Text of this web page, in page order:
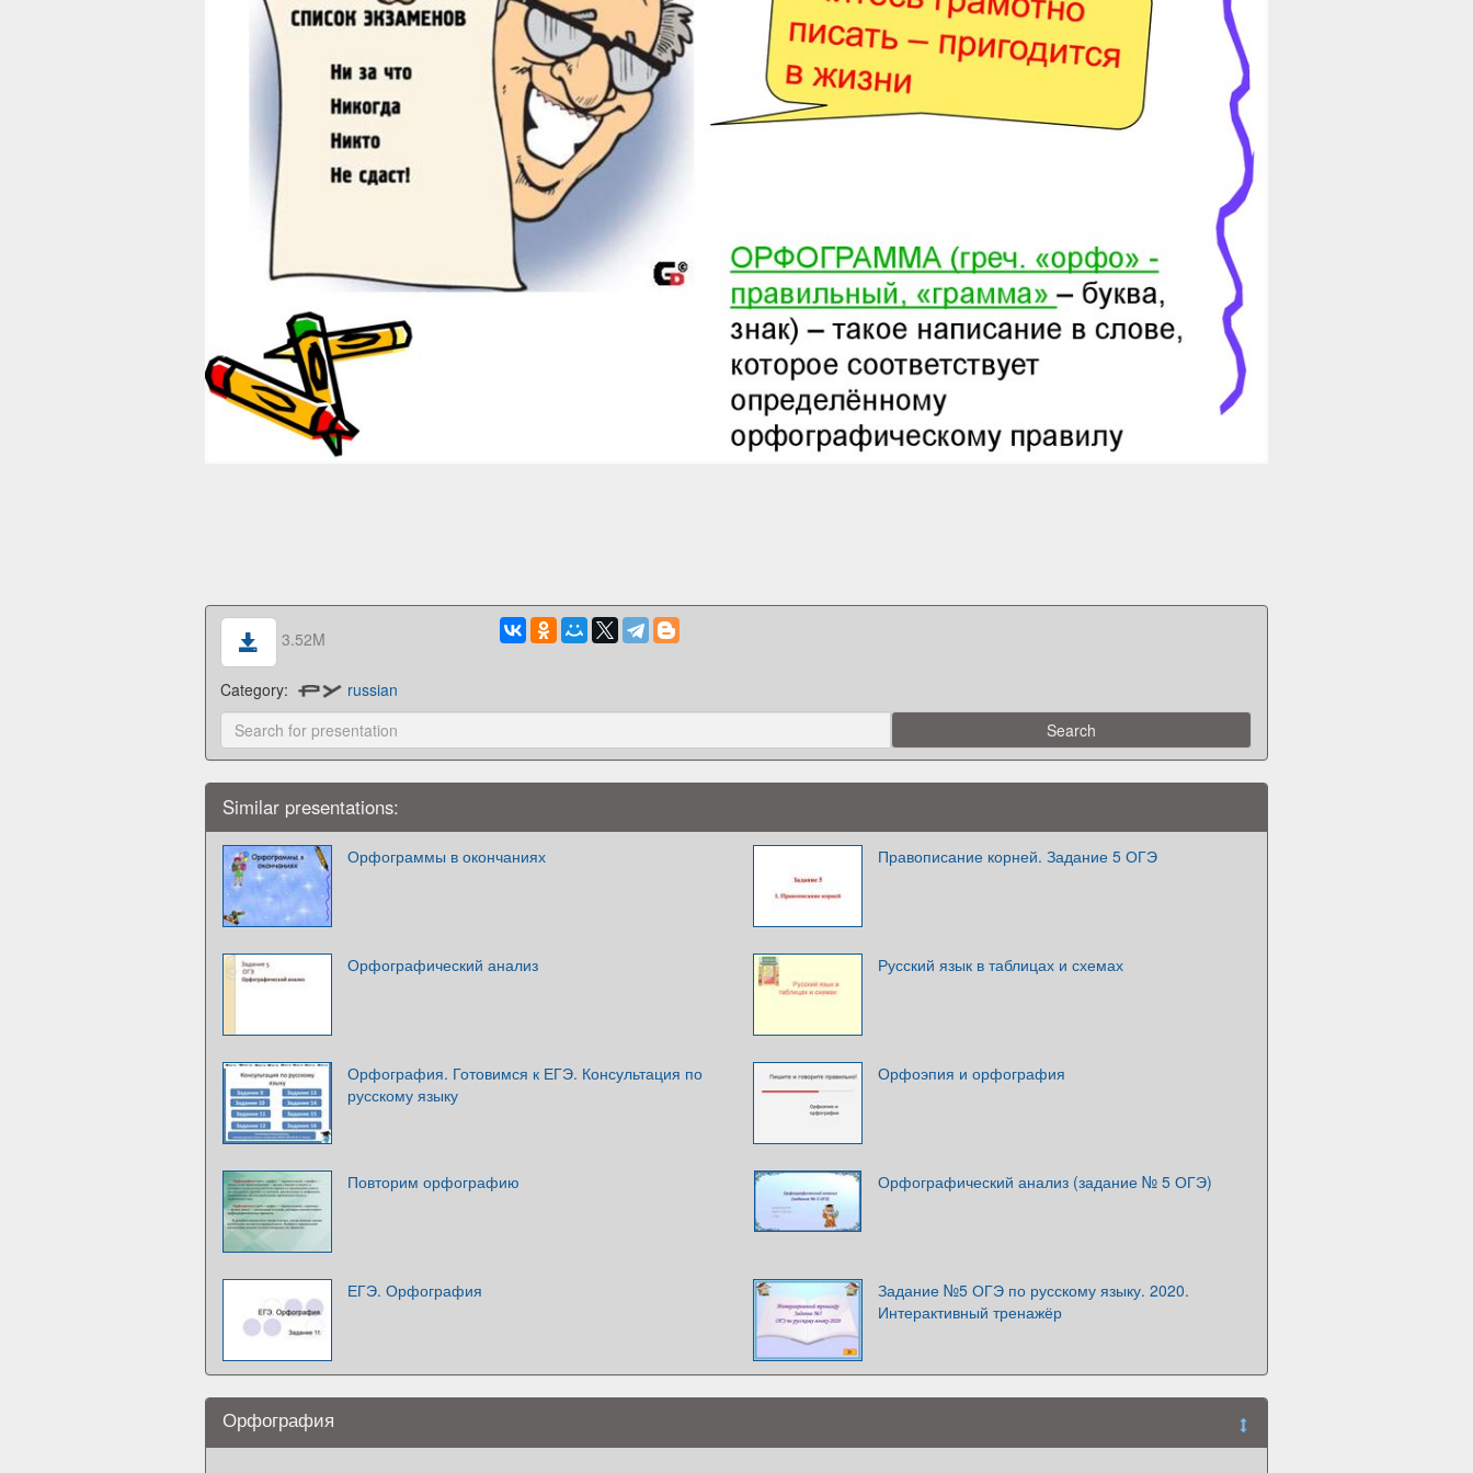
3.52M
Category: russian
Similar presentations:
Орфограммы в окончаниях Правописание корней. Задание 5 ОГЭ
Орфографический анализ Русский язык в таблицах и схемах
Орфография. Готовимся к ЕГЭ. Консультация по
русскому языку
Орфоэпия и орфография
Повторим орфографию Орфографический анализ (задание № 5 ОГЭ)
ЕГЭ. Орфография
Задание №5 ОГЭ по русскому языку. 2020.
Интерактивный тренажёр
Орфография